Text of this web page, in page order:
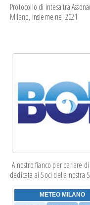
Protocollo di intesatra
Milano, insieme nel 2021
A nostro fianco per parlare
dedicata ai Soci della nostra